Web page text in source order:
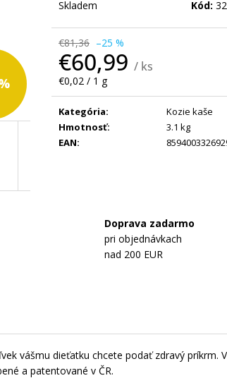
Skladem Kód:
€81,36 –25 %
€60,99 / ks
Jednotková
cena:
€0,02 / 1 g
Kategória:
Kozie kaše
Hmotnosť:
3.1 kg
EAN:
Doprava zadarmo
pri objednávkach
nad 200 EUR
vášmu dieťatku chcete podať zdravý
a patentované v ČR.
400 G
DOJČENSKÉ KOZIE
Pôvodne: